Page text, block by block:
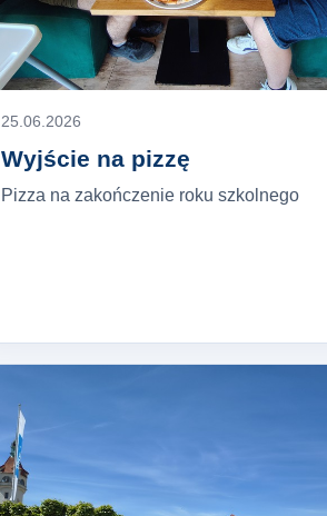
25.06.2026
Wyjście na pizzę
Pizza na zakończenie roku szkolnego